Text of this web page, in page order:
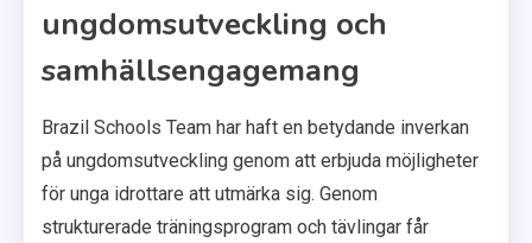
ungdomsutveckling och
samhällsengagemang
Brazil Schools Team har haft en betydande inverkan
på ungdomsutveckling genom att erbjuda möjligheter
för unga idrottare att utmärka sig. Genom
strukturerade träningsprogram och tävlingar får